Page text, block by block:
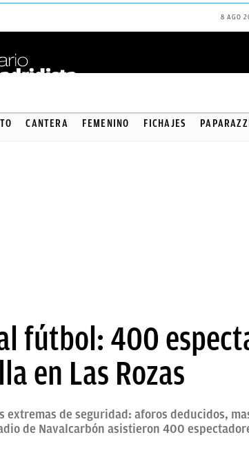
8 AGO
CANTERA FEMENINO FICHAJES
fútbol: 400
en Las Rozas
extremas de seguridad: aforos deducidos,
de Navalcarbón asistieron 400